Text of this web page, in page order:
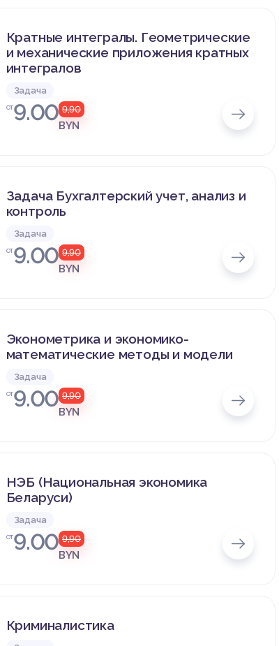
Кратные интегралы. Геометрические
и механические приложения кратных
интегралов
Задача
от9.00 9,90
BYN
Задача Бухгалтерский учет, анализ и
контроль
Задача
от9.00 9,90
BYN
Эконометрика и экономико-
математические методы и модели
Задача
от9.00 9,90
BYN
НЭБ (Национальная экономика
Беларуси)
Задача
от9.00 9,90
BYN
Криминалистика